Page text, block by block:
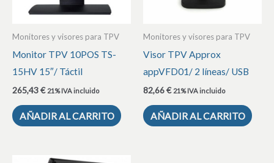
Monitores y visores para TPV
Monitor TPV 10POS TS-
15HV 15″/ Táctil
265,43€ 21% IVA incluido
AÑADIR AL CARRITO
Monitores y visores para TPV
Visor TPV Approx
appVFD01/ 2 líneas/ USB
82,66€ 21% IVA incluido
AÑADIR AL CARRITO